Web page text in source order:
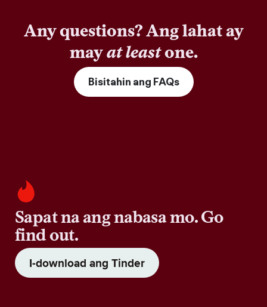
Any questions? Ang lahat ay
mayat leastone.
Bisitahin ang FAQs
Sapat na ang nabasa mo. Go
find out.
I-download ang Tinder